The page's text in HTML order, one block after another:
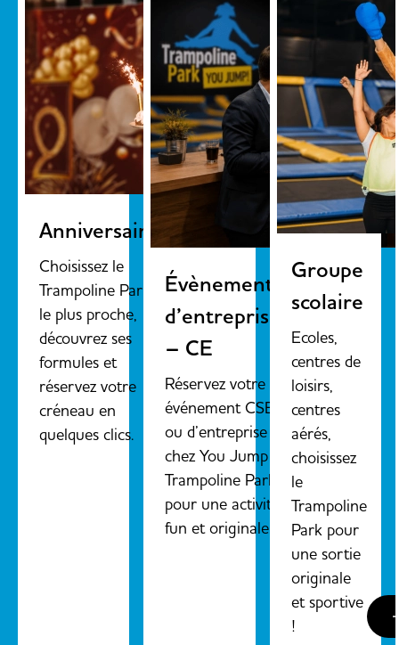
Anniversaire
Choisissez le
Trampoline Park
le plus proche,
découvrez ses
formules et
réservez votre
créneau en
quelques clics.
Évènements
d’entreprise
– CE
Réservez votre
événement CSE
ou d’entreprise
chez You Jump
Trampoline Park
pour une activité
fun et originale.
Groupe
scolaire
Ecoles,
centres de
loisirs,
centres
aérés,
choisissez
le
Trampoline
Park pour
une sortie
originale
et sportive
!